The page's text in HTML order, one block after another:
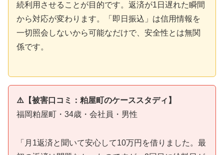
続利用させることが目的です。返済が1日遅れた瞬間
から対応が変わります。「即日振込」は信用情報を
一切照会しないから可能なだけで、安全性とは無関
係です。
⚠️【被害口コミ：粕屋町のケーススタディ】
福岡粕屋町・34歳・会社員・男性
「月1返済と聞いて安心して10万円を借りました。最